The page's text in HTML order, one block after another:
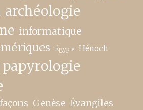
archéologie
informatique
Égypte Hénoch
Genèse Évangiles